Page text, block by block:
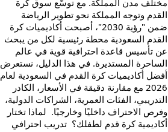
مختلف مدن المملكة. مع توسّع سوق كرة
القدم وتوجه المملكة نحو تطوير الرياضة
ضمن "رؤية 2030"، أصبحت أكاديميات كرة
القدم السعودية محطة رئيسية لكل من يبحث
عن تأسيس قاعدة احترافية قوية في عالم
الساحرة المستديرة. في هذا الدليل، نستعرض
أفضل أكاديميات كرة القدم في السعودية لعام
2026 مع مقارنة دقيقة في الأسعار، الكادر
التدريبي، الفئات العمرية، الشراكات الدولية،
وفرص الاحتراف داخليًا وخارجيًا. لماذا تختار
أكاديمية كرة قدم لطفلك؟ تدريب احترافي